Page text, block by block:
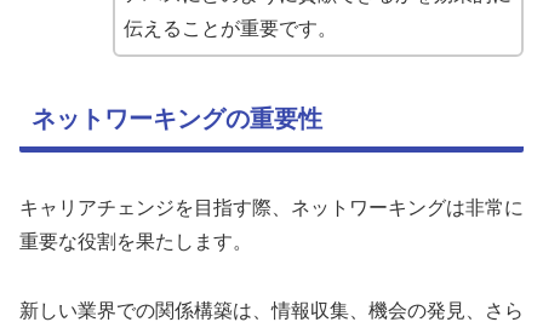
伝えることが重要です。
ネットワーキングの重要性
キャリアチェンジを目指す際、ネットワーキングは非常に
重要な役割を果たします。
新しい業界での関係構築は、情報収集、機会の発見、さら